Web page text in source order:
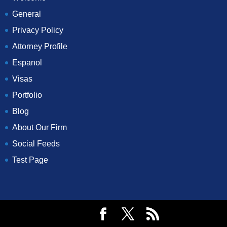
General
Privacy Policy
Attorney Profile
Espanol
Visas
Portfolio
Blog
About Our Firm
Social Feeds
Test Page